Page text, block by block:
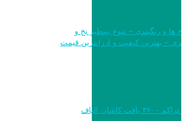
طرح ها و رنگبندی – تنوع بینظیر نخ و
خرید به قیمت فرش ماشینی ۱۲۰۰ شانه تراکم ۳۶۰۰ بافت کاشان الیاف